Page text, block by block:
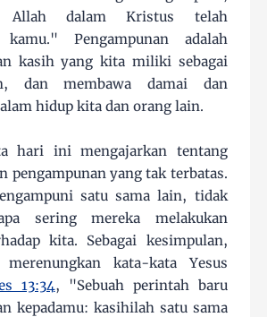
Allah dalam Kristus telah
kamu." Pengampunan adalah
kasih yang kita miliki sebagai
dan membawa damai dan
hidup kita dan orang lain.
hari ini mengajarkan tentang
pengampunan yang tak terbatas.
satu sama lain, tidak
sering mereka melakukan
kita. Sebagai kesimpulan,
kata-kata Yesus
13:34, "Sebuah perintah baru
kepadamu: kasihilah satu sama